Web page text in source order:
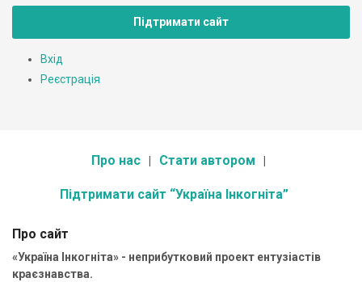
Підтримати сайт
Вхід
Реєстрація
Про нас Стати автором
Підтримати сайт “Україна Інкогніта”
Про сайт
«Україна Інкогніта» - неприбутковий проект ентузіастів
краєзнавства.